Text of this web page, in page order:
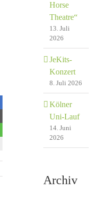
Horse
Theatre“
13. Juli
2026
JeKits-
Konzert
8. Juli 2026
Kölner
Uni-Lauf
14. Juni
2026
Archiv